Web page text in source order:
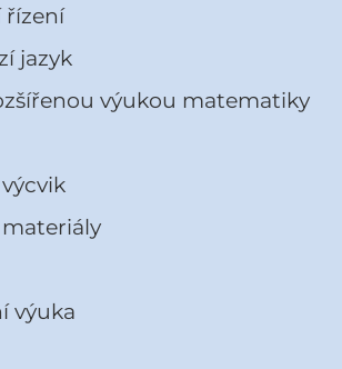
řízení
jazyk
výukou matematiky
výuka